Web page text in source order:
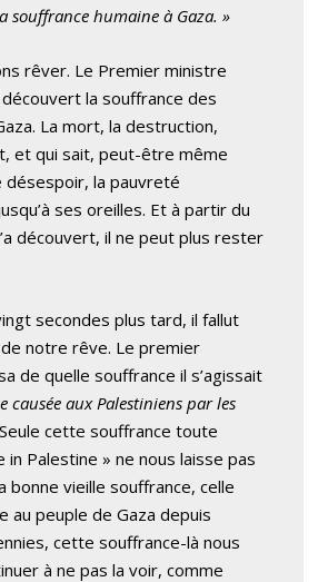
souffrance humaine à Gaza. »
rêver. Le Premier ministre
la souffrance des
La mort, la destruction,
et qui sait, peut-être même
désespoir, la pauvreté
ses oreilles. Et à partir du
découvert, il ne peut plus rester
secondes plus tard, il fallut
notre rêve. Le premier
de quelle souffrance il s’agissait
causée aux Palestiniens par les
cette souffrance toute
in Palestine » ne nous laisse pas
bonne vieille souffrance, celle
au peuple de Gaza depuis
cette souffrance-là nous
à ne pas la voir, comme